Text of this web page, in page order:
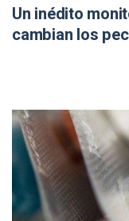
Un inédito
cambian los